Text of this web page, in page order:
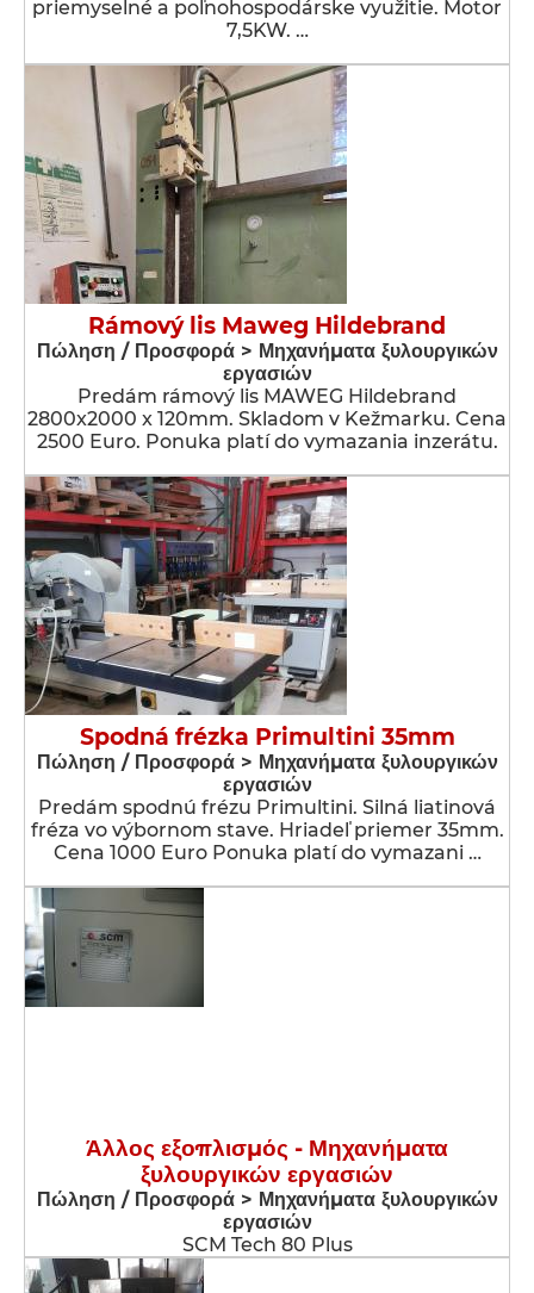
priemyselné a poľnohospodárske využitie. Motor
7,5KW. …
Rámový lis Maweg Hildebrand
Πώληση / Προσφορά > Μηχανήματα ξυλουργικών
εργασιών
Predám rámový lis MAWEG Hildebrand
2800x2000 x 120mm. Skladom v Kežmarku. Cena
2500 Euro. Ponuka platí do vymazania inzerátu.
Spodná frézka Primultini 35mm
Πώληση / Προσφορά > Μηχανήματα ξυλουργικών
εργασιών
Predám spodnú frézu Primultini. Silná liatinová
fréza vo výbornom stave. Hriadeľ priemer 35mm.
Cena 1000 Euro Ponuka platí do vymazani …
Άλλος εξοπλισμός - Μηχανήματα
ξυλουργικών εργασιών
Πώληση / Προσφορά > Μηχανήματα ξυλουργικών
εργασιών
SCM Tech 80 Plus